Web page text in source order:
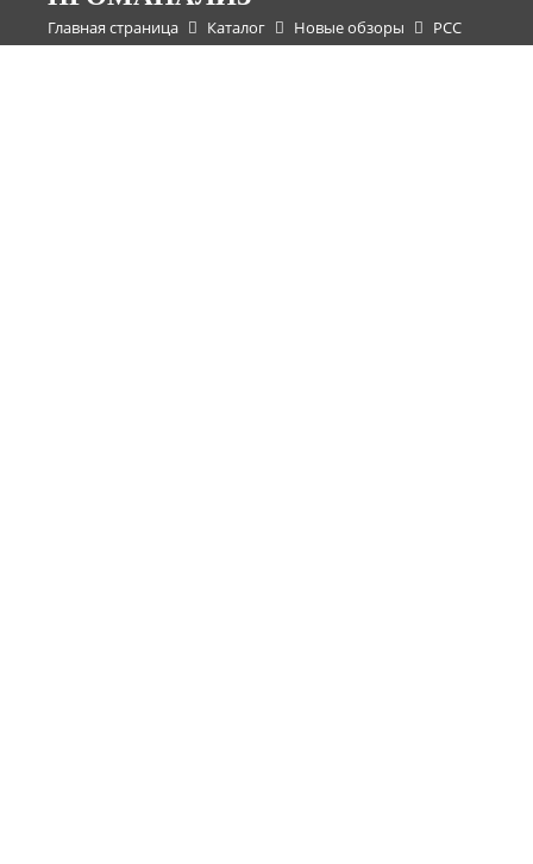
Главная страница Каталог Новые обзоры РСС